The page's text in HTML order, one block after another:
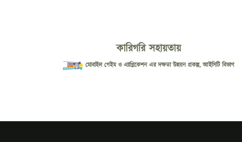
কারিগরি সহায়তায়
মোবাইল গেইম ও এ্যাপ্লিকেশন এর দক্ষতা উন্নয়ন প্রকল্প, আইসিটি বিভাগ